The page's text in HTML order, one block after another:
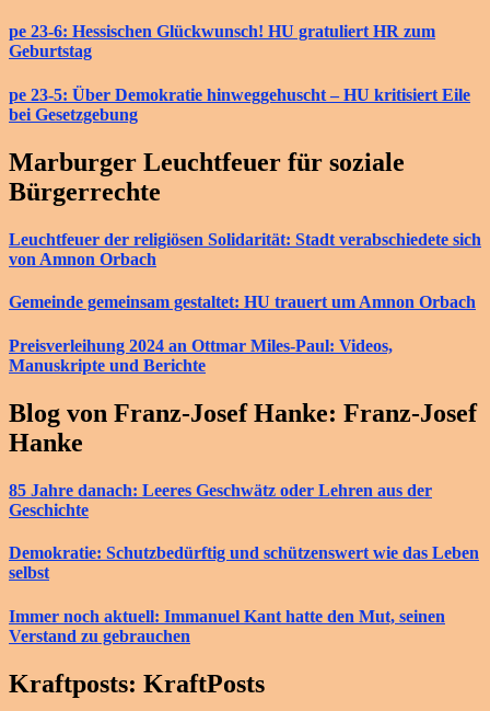
pe 23-6: Hessischen Glückwunsch! HU gratuliert HR zum
Geburtstag
pe 23-5: Über Demokratie hinweggehuscht – HU kritisiert Eile
bei Gesetzgebung
Marburger Leuchtfeuer für soziale
Bürgerrechte
Leuchtfeuer der religiösen Solidarität: Stadt verabschiedete sich
von Amnon Orbach
Gemeinde gemeinsam gestaltet: HU trauert um Amnon Orbach
Preisverleihung 2024 an Ottmar Miles-Paul: Videos,
Manuskripte und Berichte
Blog von Franz-Josef Hanke: Franz-Josef
Hanke
85 Jahre danach: Leeres Geschwätz oder Lehren aus der
Geschichte
Demokratie: Schutzbedürftig und schützenswert wie das Leben
selbst
Immer noch aktuell: Immanuel Kant hatte den Mut, seinen
Verstand zu gebrauchen
Kraftposts: KraftPosts